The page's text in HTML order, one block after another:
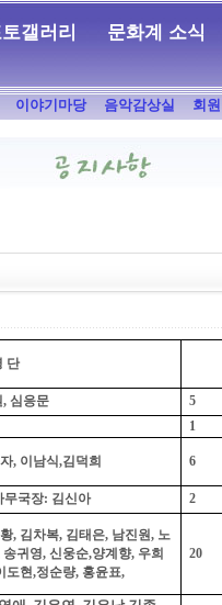
갤러리 문화계 소식
이야기마당 음악감상실 회
단
, 심응문
5
1
, 이남식,김덕희 6
무국장: 김신아 2
, 김차복, 김태은, 남진원, 노
송귀영,신웅순,양계향, 우희
도현,정순량, 홍윤표,
20